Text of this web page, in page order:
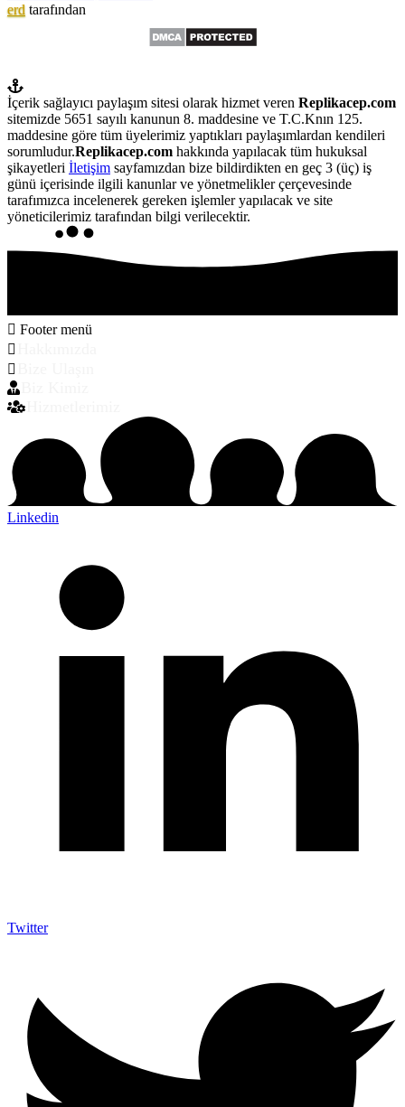
erd tarafından
İçerik sağlayıcı paylaşım sitesi olarak hizmet veren Replikacep.com
sitemizde 5651 sayılı kanunun 8. maddesine ve T.C.Knın 125.
maddesine göre tüm üyelerimiz yaptıkları paylaşımlardan kendileri
sorumludur.Replikacep.com hakkında yapılacak tüm hukuksal
şikayetleri İletişim sayfamızdan bize bildirdikten en geç 3 (üç) iş
günü içerisinde ilgili kanunlar ve yönetmelikler çerçevesinde
tarafımızca incelenerek gereken işlemler yapılacak ve site
yöneticilerimiz tarafından bilgi verilecektir.
Footer menü
Linkedin
Twitter